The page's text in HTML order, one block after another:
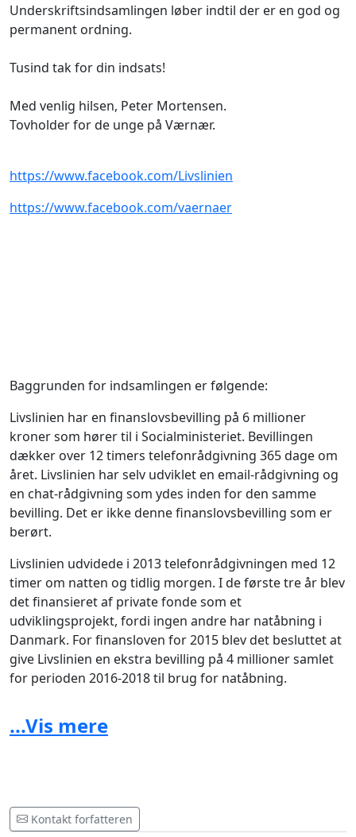
Underskriftsindsamlingen løber indtil der er en god og
permanent ordning.
Tusind tak for din indsats!
Med venlig hilsen, Peter Mortensen.
Tovholder for de unge på Værnær.
https://www.facebook.com/Livslinien
https://www.facebook.com/vaernaer
Baggrunden for indsamlingen er følgende:
Livslinien har en finanslovsbevilling på 6 millioner
kroner som hører til i Socialministeriet. Bevillingen
dækker over 12 timers telefonrådgivning 365 dage om
året. Livslinien har selv udviklet en email-rådgivning og
en chat-rådgivning som ydes inden for den samme
bevilling. Det er ikke denne finanslovsbevilling som er
berørt.
Livslinien udvidede i 2013 telefonrådgivningen med 12
timer om natten og tidlig morgen. I de første tre år blev
det finansieret af private fonde som et
udviklingsprojekt, fordi ingen andre har natåbning i
Danmark. For finansloven for 2015 blev det besluttet at
give Livslinien en ekstra bevilling på 4 millioner samlet
for perioden 2016-2018 til brug for natåbning.
den Sophie Løhde har annulleret her 3 måneder før
...Vis mere
Kontakt forfatteren